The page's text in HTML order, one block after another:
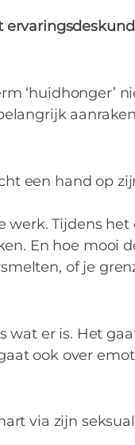
‘huidhonger’
een hand op
werk. Tijdens het
En hoe mooi
of je
wat er is. Het
ook over
via zijn